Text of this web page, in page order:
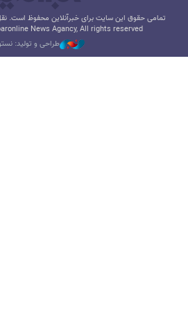
تمامی حقوق این سایت برای خبرآنلاین محفوظ است.
News Agancy, All rights reserved
طراحی و تولید: